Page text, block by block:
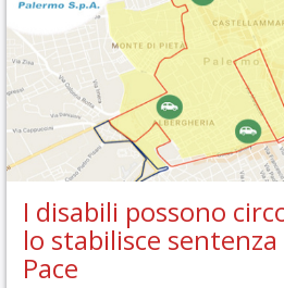
I disabili possono
lo stabilisce
Pace